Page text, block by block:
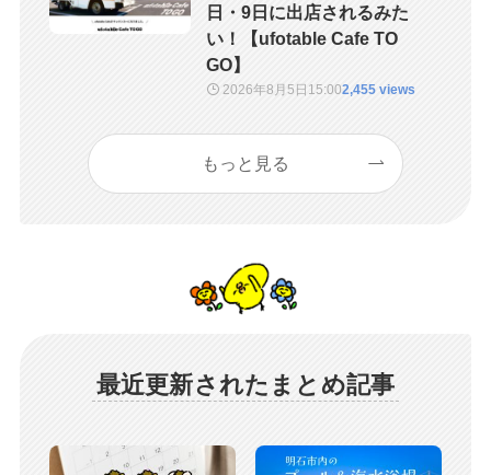
日・9日に出店されるみた
い！【ufotable Cafe TO
GO】
2026年8月5日 15:002,455 views
もっと見る
最近更新されたまとめ記事